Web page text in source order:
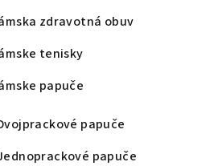
zdravotná obuv
tenisky
papuče
papuče
papuče